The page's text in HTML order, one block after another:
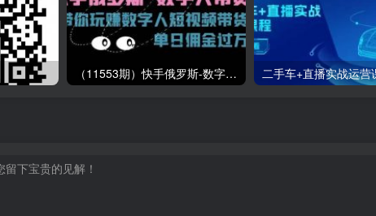
（11553期）快手俄罗斯-数字人带货，带你玩赚数字人短视频带货，单日佣金过万